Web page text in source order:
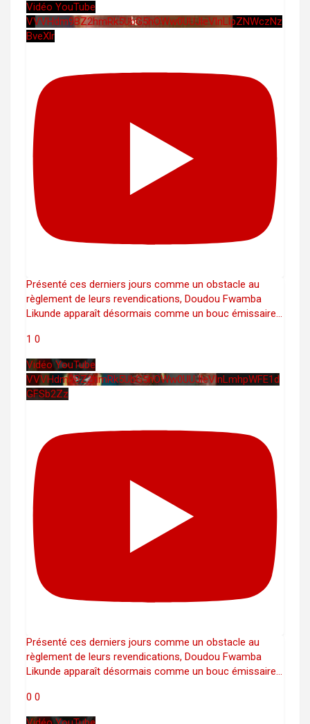
Vidéo YouTube
VVVHdm9BZ2hmRk5UbG5hOWw0UUJleVlnLlpZNWczNz
BveXlr
Présenté ces derniers jours comme un obstacle au
règlement de leurs revendications, Doudou Fwamba
Likunde apparaît désormais comme un bouc émissaire...
1 0
Vidéo YouTube
VVVHdm9BZ2hmRk5UbG5hOWw0UUJleVlnLmhpWFE1d
GFSb2Zz
Présenté ces derniers jours comme un obstacle au
règlement de leurs revendications, Doudou Fwamba
Likunde apparaît désormais comme un bouc émissaire...
0 0